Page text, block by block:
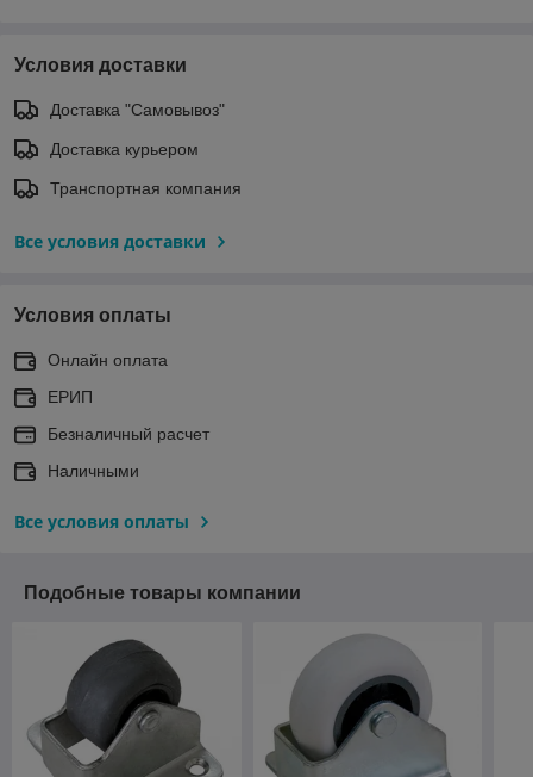
Условия доставки
Доставка "Самовывоз"
Доставка курьером
Транспортная компания
Все условия доставки
Условия оплаты
Онлайн оплата
ЕРИП
Безналичный расчет
Наличными
Все условия оплаты
Подобные товары компании